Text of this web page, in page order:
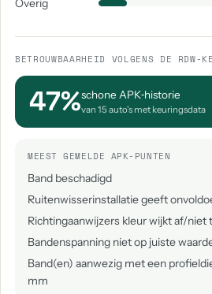
Overig
BETROUWBAARHEID VOLGENS DE RDW-
47%schone APK‑historie
van 15 auto's met keuringsdata
MEEST GEMELDE APK-PUNTEN
Band beschadigd
Ruitenwisserinstallatie geeft
Richtingaanwijzers kleur wijkt af/niet
Bandenspanning niet op juiste
Band(en) aanwezig met een
mm